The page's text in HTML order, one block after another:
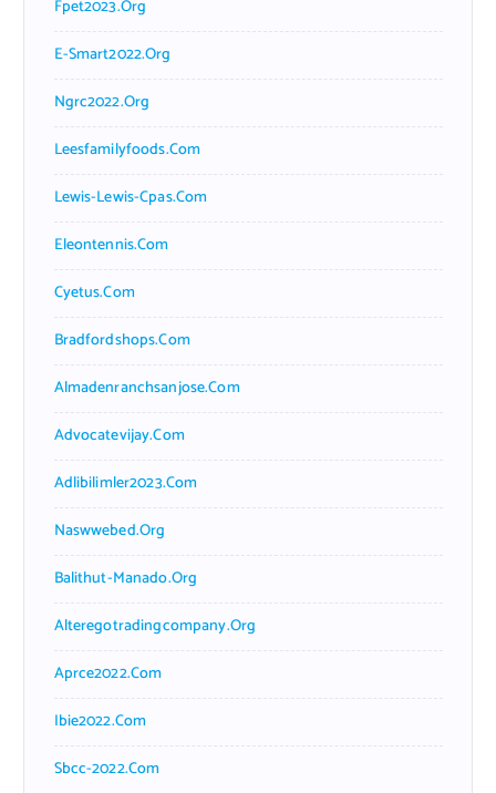
Fpet2023.org
E-Smart2022.org
Ngrc2022.org
Leesfamilyfoods.com
Lewis-Lewis-Cpas.com
Eleontennis.com
Cyetus.com
Bradfordshops.com
Almadenranchsanjose.com
Advocatevijay.com
Adlibilimler2023.com
Naswwebed.org
Balithut-Manado.org
Alteregotradingcompany.org
Aprce2022.com
Ibie2022.com
Sbcc-2022.com